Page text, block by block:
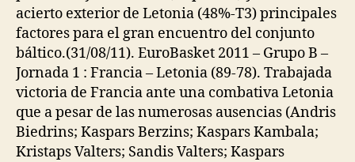
acierto exterior de Letonia (48%-T3) principales
factores para el gran encuentro del conjunto
báltico.(31/08/11). EuroBasket 2011 – Grupo B –
Jornada 1 : Francia – Letonia (89-78). Trabajada
victoria de Francia ante una combativa Letonia
que a pesar de las numerosas ausencias (Andris
Biedrins; Kaspars Berzins; Kaspars Kambala;
Kristaps Valters; Sandis Valters; Kaspars